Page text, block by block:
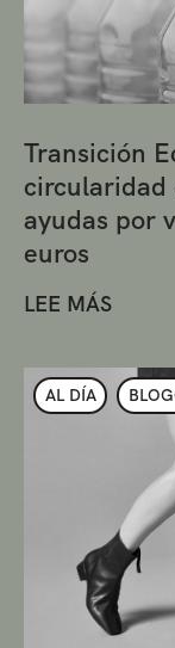
Transición
circularidad
ayudas por
euros
LEE MÁS
AL DÍA